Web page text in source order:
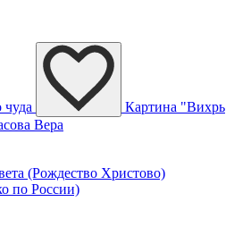
Картина "Вихрь
Вера